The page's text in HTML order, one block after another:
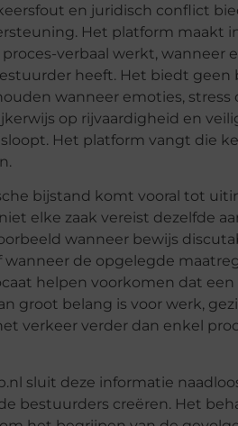
en juridisch conflict
Het platform maakt
verbaal werkt, wanneer
heeft. Het biedt geen
wanneer emoties, stress
op rijvaardigheid en
Het platform vangt die
bijstand komt vooral tot
elke zaak vereist dezelfde
wanneer bewijs
de opgelegde
helpen voorkomen dat
groot belang is voor werk,
verkeer verder dan enkel
sluit deze informatie
bestuurders creëren. Het